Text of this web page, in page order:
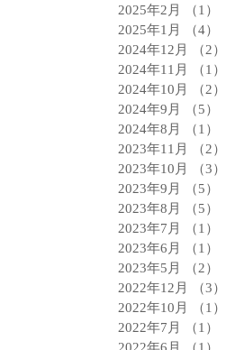
2025年2月 （1）
2025年1月
（4）
2024年12月
（2）
2024年11月
（1）
2024年10月
（2）
2024年9月
（5）
2024年8月
（1）
2023年11月
（2）
2023年10月
（3）
2023年9月
（5）
2023年8月
（5）
2023年7月
（1）
2023年6月
（1）
2023年5月
（2）
2022年12月
（3）
2022年10月
（1）
2022年7月
（1）